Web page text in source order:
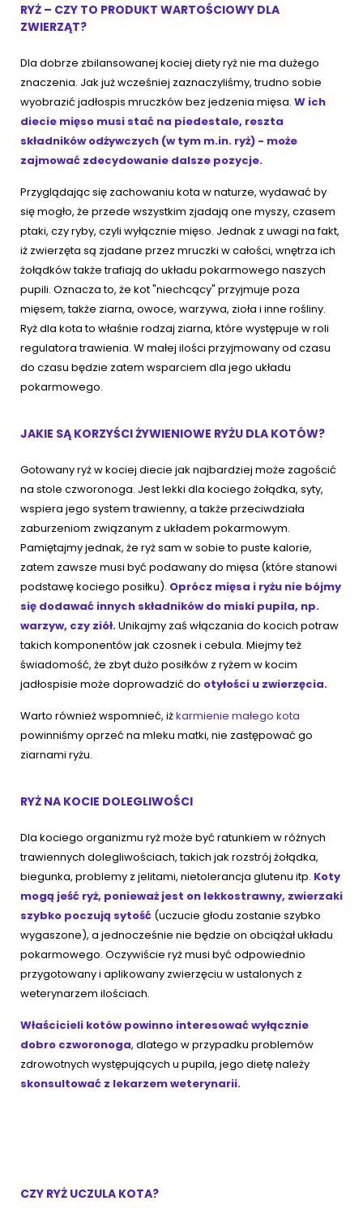
RYŻ – CZY TO PRODUKT WARTOŚCIOWY DLA
ZWIERZĄT?
Dla dobrze zbilansowanej kociej diety ryż nie ma dużego
znaczenia. Jak już wcześniej zaznaczyliśmy, trudno sobie
wyobrazić jadłospis mruczków bez jedzenia mięsa. W ich
diecie mięso musi stać na piedestale, reszta
składników odżywczych (w tym m.in. ryż) - może
zajmować zdecydowanie dalsze pozycje.
Przyglądając się zachowaniu kota w naturze, wydawać by
się mogło, że przede wszystkim zjadają one myszy, czasem
ptaki, czy ryby, czyli wyłącznie mięso. Jednak z uwagi na fakt,
iż zwierzęta są zjadane przez mruczki w całości, wnętrza ich
żołądków także trafiają do układu pokarmowego naszych
pupili. Oznacza to, że kot "niechcący" przyjmuje poza
mięsem, także ziarna, owoce, warzywa, zioła i inne rośliny.
Ryż dla kota to właśnie rodzaj ziarna, które występuje w roli
regulatora trawienia. W małej ilości przyjmowany od czasu
do czasu będzie zatem wsparciem dla jego układu
pokarmowego.
JAKIE SĄ KORZYŚCI ŻYWIENIOWE RYŻU DLA KOTÓW?
Gotowany ryż w kociej diecie jak najbardziej może zagościć
na stole czworonoga. Jest lekki dla kociego żołądka, syty,
wspiera jego system trawienny, a także przeciwdziała
zaburzeniom związanym z układem pokarmowym.
Pamiętajmy jednak, że ryż sam w sobie to puste kalorie,
zatem zawsze musi być podawany do mięsa (które stanowi
podstawę kociego posiłku). Oprócz mięsa i ryżu nie bójmy
się dodawać innych składników do miski pupila, np.
warzyw, czy ziół.Unikajmy zaś włączania do kocich potraw
takich komponentów jak czosnek i cebula. Miejmy też
świadomość, że zbyt dużo posiłków z ryżem w kocim
jadłospisie może doprowadzić do otyłości u zwierzęcia.
Warto również wspomnieć, iżkarmienie małego kota
powinniśmy oprzeć na mleku matki, nie zastępować go
ziarnami ryżu.
RYŻ NA KOCIE DOLEGLIWOŚCI
Dla kociego organizmu ryż może być ratunkiem w różnych
trawiennych dolegliwościach, takich jak rozstrój żołądka,
biegunka, problemy z jelitami, nietolerancja glutenu itp. Koty
mogą jeść ryż, ponieważ jest on lekkostrawny, zwierzaki
szybko poczują sytość (uczucie głodu zostanie szybko
wygaszone), a jednocześnie nie będzie on obciążał układu
pokarmowego. Oczywiście ryż musi być odpowiednio
przygotowany i aplikowany zwierzęciu w ustalonych z
weterynarzem ilościach.
Właścicieli kotów powinno interesować wyłącznie
dobro czworonoga, dlatego w przypadku problemów
zdrowotnych występujących u pupila, jego dietę należy
skonsultować z lekarzem weterynarii.
CZY RYŻ UCZULA KOTA?